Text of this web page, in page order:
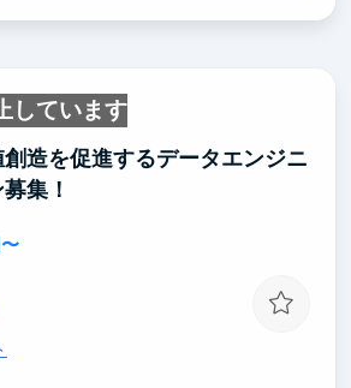
的に経営者やファンドのオーナーを
をお招きして交流の機会を設けてお
界の第一線で事業や投資を行ってい
ニケーションはインターン生にとっ
験になります。多くのインターン生
しています
造を促進するデータエンジニ
集！